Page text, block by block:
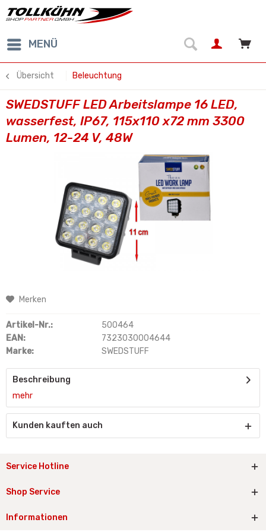
MENÜ
Übersicht Beleuchtung
SWEDSTUFF LED Arbeitslampe 16 LED,
wasserfest, IP67, 115x110 x72 mm 3300
Lumen, 12-24 V, 48W
Merken
Artikel-Nr.:
500464
EAN:
7323030004644
Marke:
SWEDSTUFF
Beschreibung
mehr
Kunden kauften auch
Service Hotline
Shop Service
Informationen